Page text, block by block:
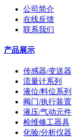
公司简介
在线反馈
联系我们
产品展示
传感器/变送器
流量计系列
液位/料位系列
阀门/执行装置
液压/气动元件
检维修工器具
化验/分析仪器